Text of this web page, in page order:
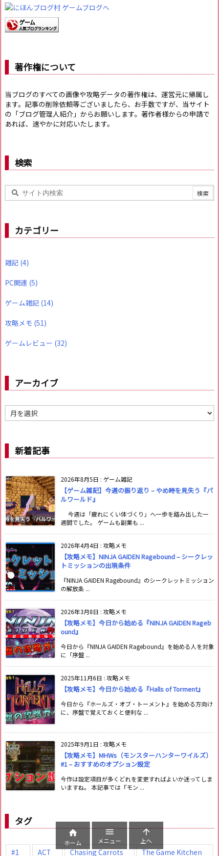
著作権について
当ブログのすべての画像や攻略データの著作権は、運営元に帰属し
ます。記事の削除依頼等ございましたら、お手数ですが、当サイト
の「ブログ管理人紹介」からお願いします。著作者様からの申請で
あれば、速やかに対応いたします。
検索
カテゴリー
雑記 (4)
PC関連 (5)
ゲーム雑記 (14)
攻略メモ (51)
ゲームレビュー (32)
アーカイブ
ア
ー
新着記事
2026年8月5日 : ゲーム雑記
【ゲーム雑記】今週の振り返り – やめ時を見失う『パ
ルワールド』
今週は「疲れにくい体づくり」へ一歩を踏み出した一
週間でした。 ゲームも副業も ...
2026年4月4日 : 攻略メモ
【攻略メモ】NINJA GAIDEN Ragebound – シークレッ
トミッションの出現条件
『NINJA GAIDEN Ragebound』のシークレットミッション
の解放条 ...
2026年3月8日 : 攻略メモ
【攻略メモ】今日から始める『NINJA GAIDEN Rageb
ound』
今日から『NINJA GAIDEN Ragebound』を始める人を対象
に「序盤 ...
2025年11月6日 : 攻略メモ
【攻略メモ】今日から始める『Halls of Torment』
今日から『ホールズ・オブ・トーメント』を始める方向け
に、序盤で覚えておくと便利な ...
2025年9月1日 : 攻略メモ
【攻略メモ】MHWs（モンスターハンターワイルズ）
#1 – おすすめのオプション設定
今作は設定項目が多くどれを変更すればよいか迷ってしま
いますね。 本記事では『モン ...
タグ
#1 ACT Chasing Carrots The Game Kitchen

ホーム

メニュー

上へ